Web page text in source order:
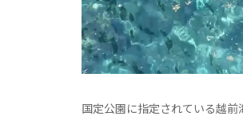
国定公園に指定されている越前